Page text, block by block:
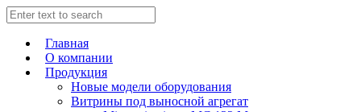
Главная
О компании
Продукция
Новые модели оборудования
Витрины под выносной агрегат